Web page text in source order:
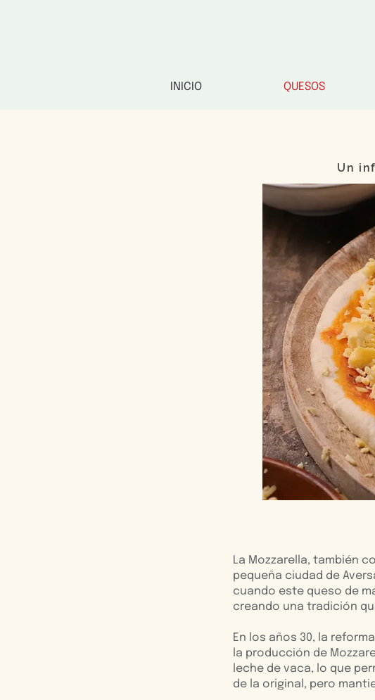
INICIO QUESOS
Un
La Mozzarella, también
pequeña ciudad de
cuando este queso de
creando una tradición
En los años 30, la
la producción de
leche de vaca, lo que
de la original, pero